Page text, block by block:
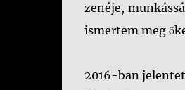
zenéje,
ismertem meg
2016-ban